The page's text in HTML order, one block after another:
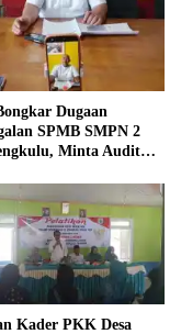
Dugaan
SPMB SMPN 2
Minta Audit
Kader PKK Desa